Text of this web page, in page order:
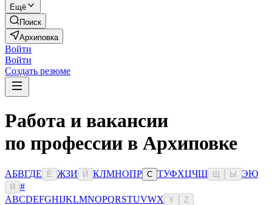
Ещё
Поиск
Архиповка
Войти
Войти
Создать резюме
Работа и вакансии
по профессии в Архиповке
АБВГДЕ Ё ЖЗИ Й КЛМНОПР С ТУФХЦЧШ Ы ЭЮ
Я
#
ABCDEFGHIJKLMNOPQRSTUVWX Y Z